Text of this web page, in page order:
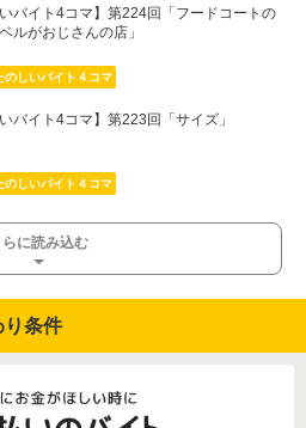
いバイト4コマ】第224回「フードコートの
ルがおじさんの店」
のしいバイト４コマ
いバイト4コマ】第223回「サイズ」
のしいバイト４コマ
らに読み込む
り条件